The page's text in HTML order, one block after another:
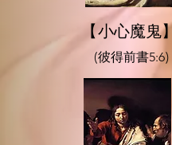
【小心魔鬼】
(彼得前書5:6)